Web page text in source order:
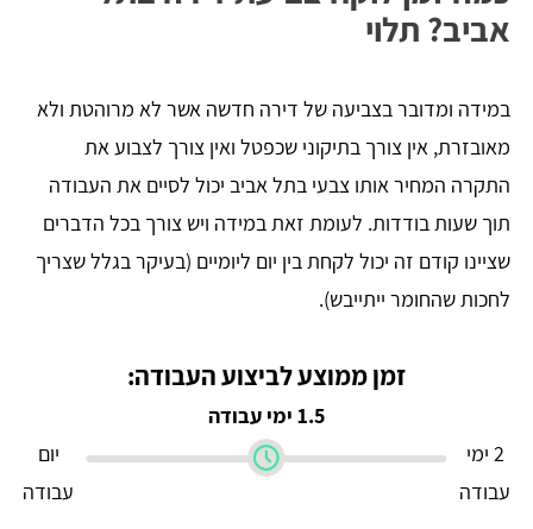
אביב? תלוי
במידה ומדובר בצביעה של דירה חדשה אשר לא מרוהטת ולא
מאובזרת, אין צורך בתיקוני שכפטל ואין צורך לצבוע את
התקרה המחיר אותו צבעי בתל אביב יכול לסיים את העבודה
תוך שעות בודדות. לעומת זאת במידה ויש צורך בכל הדברים
שציינו קודם זה יכול לקחת בין יום ליומיים (בעיקר בגלל שצריך
לחכות שהחומר ייתייבש).
זמן ממוצע לביצוע העבודה:
1.5 ימי עבודה
2 ימי
עבודה
יום
עבודה